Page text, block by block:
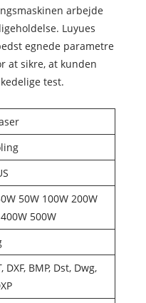
arbejde
Luyues
egnede parametre
at sikre, at kunden
test.
50W 100W 200W
500W
DXF, BMP, Dst, Dwg,